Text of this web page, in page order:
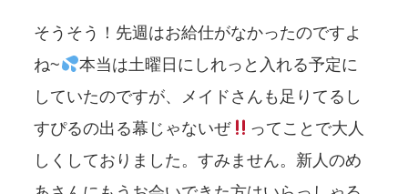
そうそう！先週はお給仕がなかったのですよ
ね~
本当は土曜日にしれっと入れる予定に
していたのですが、メイドさんも足りてるし
すぴるの出る幕じゃないぜ
ってことで大人
しくしておりました。すみません。新人のめ